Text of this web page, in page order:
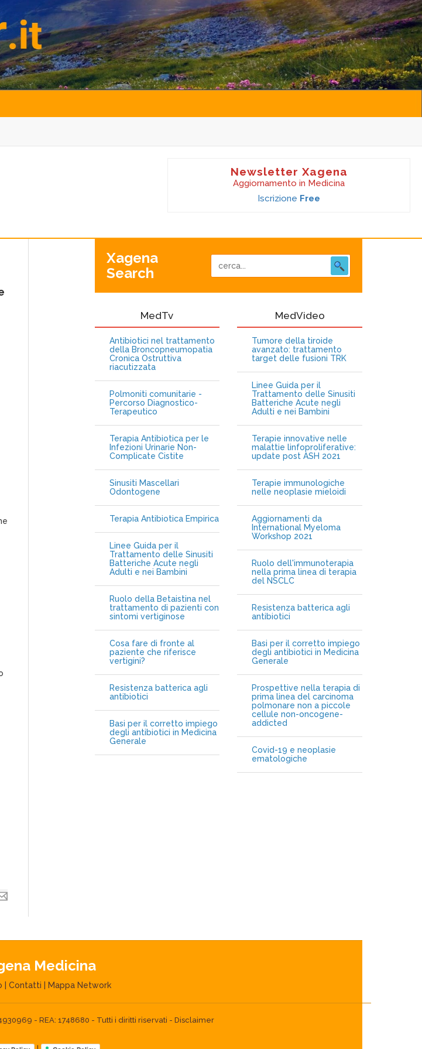
Newsletter Xagena
Aggiornamento in Medicina
Iscrizione Free
Xagena
Search
MedTv
Antibiotici nel trattamento
della Broncopneumopatia
Cronica Ostruttiva
riacutizzata
Polmoniti comunitarie -
Percorso Diagnostico-
Terapeutico
Terapia Antibiotica per le
Infezioni Urinarie Non-
Complicate Cistite
Sinusiti Mascellari
Odontogene
Terapia Antibiotica Empirica
Linee Guida per il
Trattamento delle Sinusiti
Batteriche Acute negli
Adulti e nei Bambini
Ruolo della Betaistina nel
trattamento di pazienti con
sintomi vertiginose
Cosa fare di fronte al
paziente che riferisce
vertigini?
Resistenza batterica agli
antibiotici
Basi per il corretto impiego
degli antibiotici in Medicina
Generale
MedVideo
Tumore della tiroide
avanzato: trattamento
target delle fusioni TRK
Linee Guida per il
Trattamento delle Sinusiti
Batteriche Acute negli
Adulti e nei Bambini
Terapie innovative nelle
malattie linfoproliferative:
update post ASH 2021
Terapie immunologiche
nelle neoplasie mieloidi
Aggiornamenti da
International Myeloma
Workshop 2021
Ruolo dell'immunoterapia
nella prima linea di terapia
del NSCLC
Resistenza batterica agli
antibiotici
Basi per il corretto impiego
degli antibiotici in Medicina
Generale
Prospettive nella terapia di
prima linea del carcinoma
polmonare non a piccole
cellule non-oncogene-
addicted
Covid-19 e neoplasie
ematologiche
Medicina
Contatti Mappa Network
- REA: 1748680 - Tutti i diritti riservati - Disclaimer